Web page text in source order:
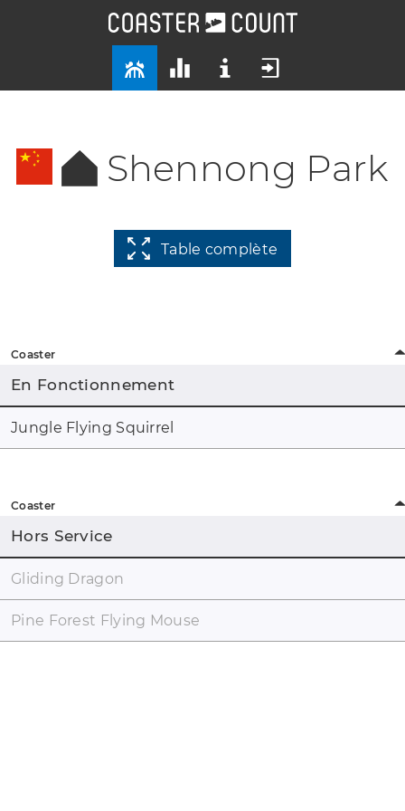
Shennong Park
Table complète
Coaster
En Fonctionnement
Jungle Flying Squirrel
Coaster
Hors Service
Gliding Dragon
Pine Forest Flying Mouse